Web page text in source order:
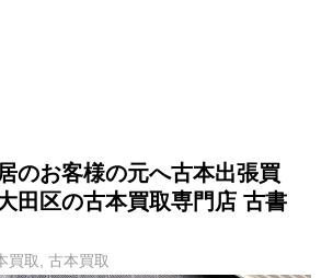
のお客様の元へ古本出張買
田区の古本買取専門店 古書
買取 古本買取